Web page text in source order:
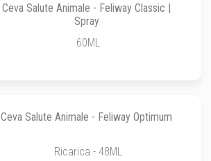
Ceva Salute Animale - Feliway Classic |
Spray
60ML
Ceva Salute Animale - Feliway Optimum
Ricarica - 48ML